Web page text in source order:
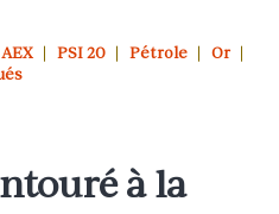
AEX PSI 20 Pétrole
Or
à la